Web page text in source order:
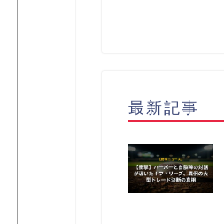
最新記事